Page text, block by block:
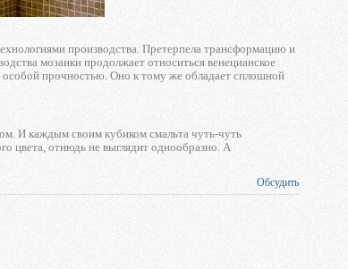
производства. Претерпела трансформацию и
мозаики продолжает относиться венецианское
особой прочностью. Оно к тому же обладает сплошной
И каждым своим кубиком смальта чуть-чуть
цвета, отнюдь не выглядит однообразно. А
Обсудить